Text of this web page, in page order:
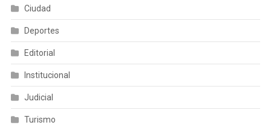
Ciudad
Deportes
Editorial
Institucional
Judicial
Turismo